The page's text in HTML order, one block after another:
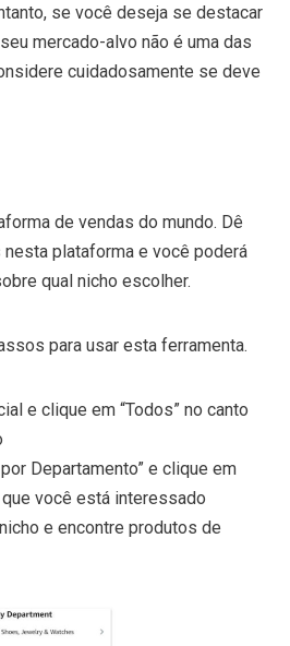
se você deseja se destacar
mercado-alvo não é uma das
cuidadosamente se deve
de vendas do mundo. Dê
nesta plataforma e você poderá
qual nicho escolher.
para usar esta ferramenta.
e clique em “Todos” no canto
Departamento” e clique em
você está interessado
e encontre produtos de